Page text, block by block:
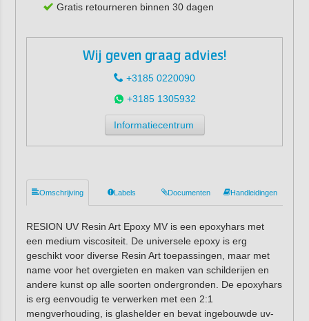
Gratis retourneren binnen 30 dagen
Wij geven graag advies!
+3185 0220090
+3185 1305932
Informatiecentrum
Omschrijving Labels Documenten Handleidingen
RESION UV Resin Art Epoxy MV is een epoxyhars met
een medium viscositeit. De universele epoxy is erg
geschikt voor diverse Resin Art toepassingen, maar met
name voor het overgieten en maken van schilderijen en
andere kunst op alle soorten ondergronden. De epoxyhars
is erg eenvoudig te verwerken met een 2:1
mengverhouding, is glashelder en bevat ingebouwde uv-